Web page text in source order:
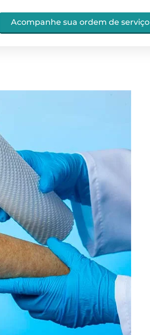
Acompanhe sua ordem de serviço